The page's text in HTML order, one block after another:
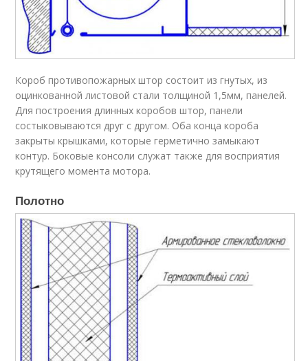
Короб противопожарных штор состоит из гнутых, из
оцинкованной листовой стали толщиной 1,5мм, панелей.
Для построения длинных коробов штор, панели
состыковываются друг с другом. Оба конца короба
закрыты крышками, которые герметично замыкают
контур. Боковые консоли служат также для восприятия
крутящего момента мотора.
Полотно